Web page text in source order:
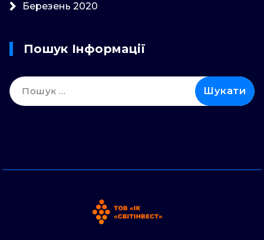
Березень 2020
Пошук Інформації
Пошук: